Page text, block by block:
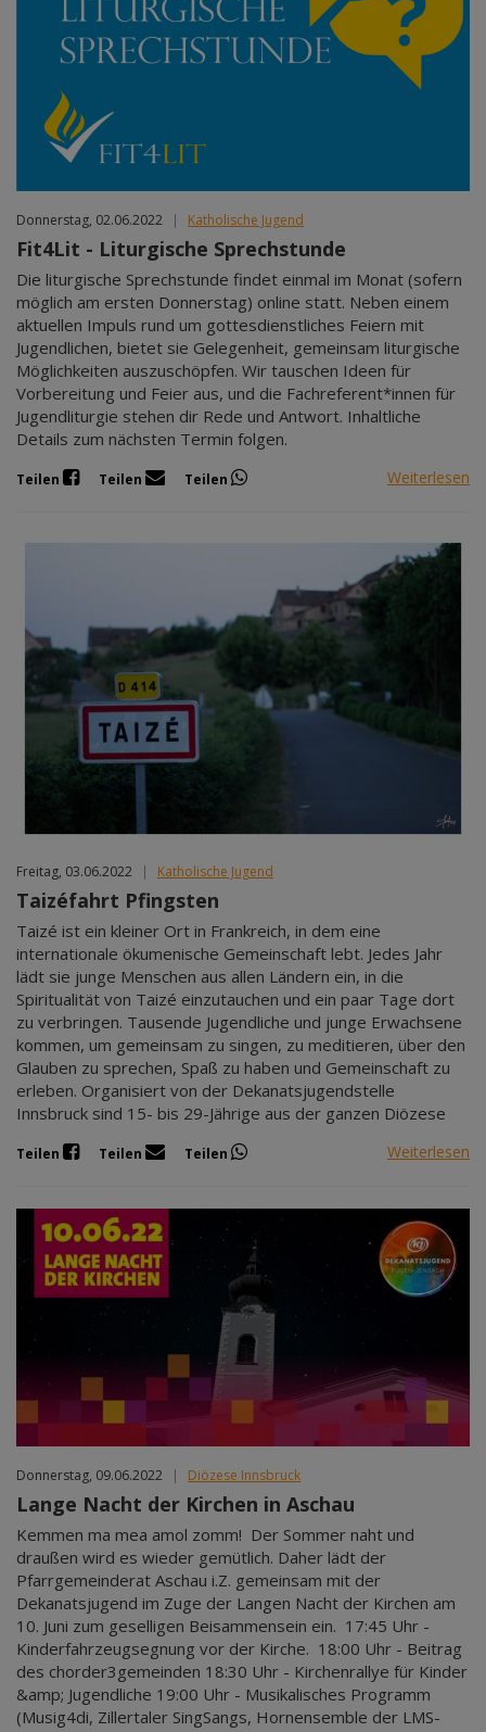
Dez 2026
Jan 2027
Feb 2027
Donnerstag, 02.06.2022 | Katholische Jugend
Fit4Lit - Liturgische Sprechstunde
Die liturgische Sprechstunde findet einmal im Monat (sofern
möglich am ersten Donnerstag) online statt. Neben einem
aktuellen Impuls rund um gottesdienstliches Feiern mit
Jugendlichen, bietet sie Gelegenheit, gemeinsam liturgische
Möglichkeiten auszuschöpfen. Wir tauschen Ideen für
Vorbereitung und Feier aus, und die Fachreferent*innen für
Jugendliturgie stehen dir Rede und Antwort. Inhaltliche
Details zum nächsten Termin folgen.
Teilen Teilen Teilen Weiterlesen
Freitag, 03.06.2022 | Katholische Jugend
Taizéfahrt Pfingsten
Taizé ist ein kleiner Ort in Frankreich, in dem eine
internationale ökumenische Gemeinschaft lebt. Jedes Jahr
lädt sie junge Menschen aus allen Ländern ein, in die
Spiritualität von Taizé einzutauchen und ein paar Tage dort
zu verbringen. Tausende Jugendliche und junge Erwachsene
kommen, um gemeinsam zu singen, zu meditieren, über den
Glauben zu sprechen, Spaß zu haben und Gemeinschaft zu
erleben. Organisiert von der Dekanatsjugendstelle
Innsbruck sind 15- bis 29-Jährige aus der ganzen Diözese
Teilen Teilen Teilen Weiterlesen
Donnerstag, 09.06.2022 | Diözese Innsbruck
Lange Nacht der Kirchen in Aschau
Kemmen ma mea amol zomm! Der Sommer naht und
draußen wird es wieder gemütlich. Daher lädt der
Pfarrgemeinderat Aschau i.Z. gemeinsam mit der
Dekanatsjugend im Zuge der Langen Nacht der Kirchen am
10. Juni zum geselligen Beisammensein ein. 17:45 Uhr -
Kinderfahrzeugsegnung vor der Kirche. 18:00 Uhr - Beitrag
des chorder3gemeinden 18:30 Uhr - Kirchenrallye für Kinder
&amp; Jugendliche 19:00 Uhr - Musikalisches Programm
(Musig4di, Zillertaler SingSangs, Hornensemble der LMS-